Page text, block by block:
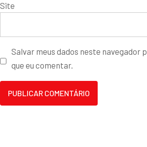
Site
Salvar meus dados neste navegador
que eu comentar.